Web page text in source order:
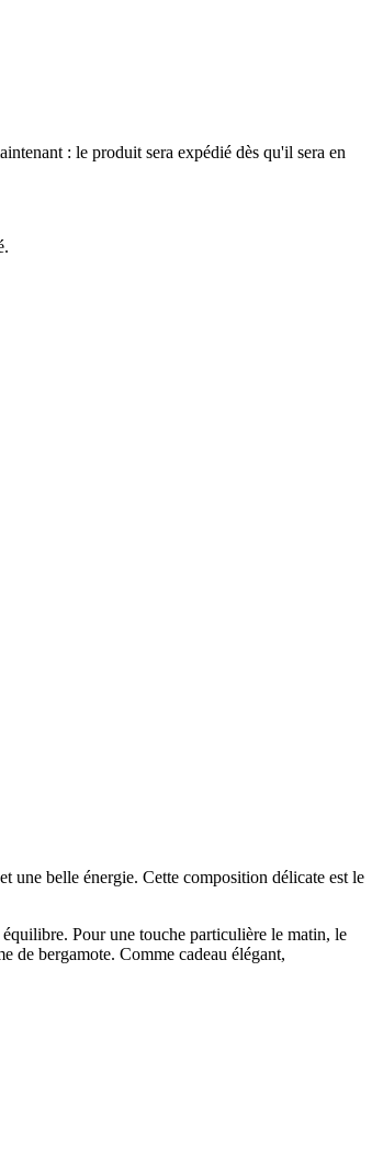
: le produit sera expédié dès qu'il sera en
une belle énergie. Cette composition délicate est le
Pour une touche particulière le matin, le
de bergamote. Comme cadeau élégant,